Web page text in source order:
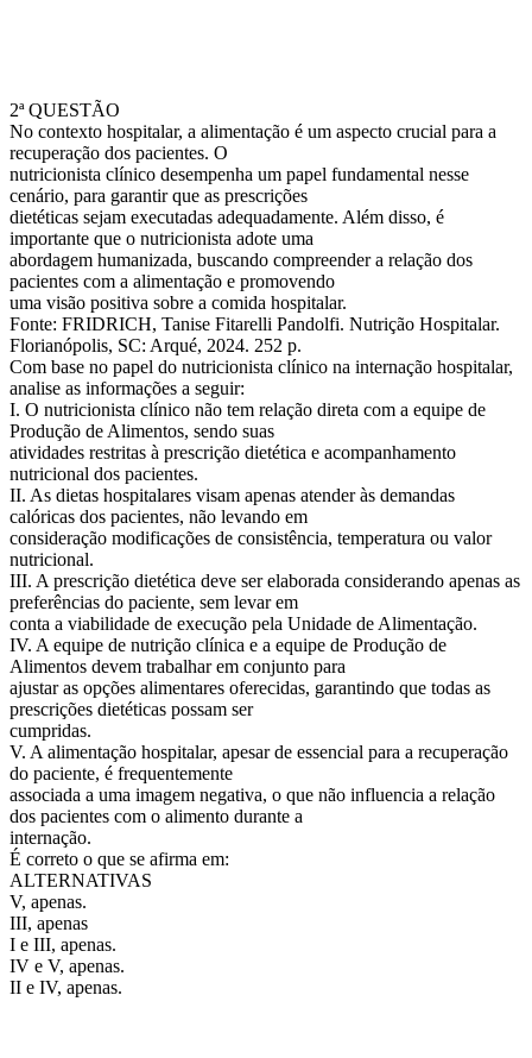
2ª QUESTÃO
No contexto hospitalar, a alimentação é um aspecto crucial para a
recuperação dos pacientes. O
nutricionista clínico desempenha um papel fundamental nesse
cenário, para garantir que as prescrições
dietéticas sejam executadas adequadamente. Além disso, é
importante que o nutricionista adote uma
abordagem humanizada, buscando compreender a relação dos
pacientes com a alimentação e promovendo
uma visão positiva sobre a comida hospitalar.
Fonte: FRIDRICH, Tanise Fitarelli Pandolfi. Nutrição Hospitalar.
Florianópolis, SC: Arqué, 2024. 252 p.
Com base no papel do nutricionista clínico na internação hospitalar,
analise as informações a seguir:
I. O nutricionista clínico não tem relação direta com a equipe de
Produção de Alimentos, sendo suas
atividades restritas à prescrição dietética e acompanhamento
nutricional dos pacientes.
II. As dietas hospitalares visam apenas atender às demandas
calóricas dos pacientes, não levando em
consideração modificações de consistência, temperatura ou valor
nutricional.
III. A prescrição dietética deve ser elaborada considerando apenas as
preferências do paciente, sem levar em
conta a viabilidade de execução pela Unidade de Alimentação.
IV. A equipe de nutrição clínica e a equipe de Produção de
Alimentos devem trabalhar em conjunto para
ajustar as opções alimentares oferecidas, garantindo que todas as
prescrições dietéticas possam ser
cumpridas.
V. A alimentação hospitalar, apesar de essencial para a recuperação
do paciente, é frequentemente
associada a uma imagem negativa, o que não influencia a relação
dos pacientes com o alimento durante a
internação.
É correto o que se afirma em:
ALTERNATIVAS
V, apenas.
III, apenas
I e III, apenas.
IV e V, apenas.
II e IV, apenas.